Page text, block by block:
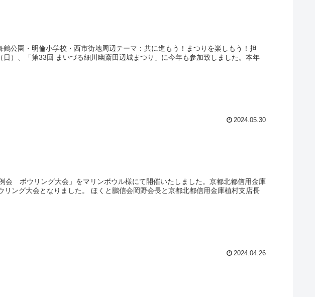
公園・明倫小学校・西市街地周辺テーマ：共に進もう！まつりを楽しもう！担
）、「第33回 まいづる細川幽斎田辺城まつり」に今年も参加致しました。本年
2024.05.30
会 ボウリング大会」をマリンボウル様にて開催いたしました。京都北都信用金庫
ング大会となりました。 ほくと鵬信会岡野会長と京都北都信用金庫植村支店長
2024.04.26